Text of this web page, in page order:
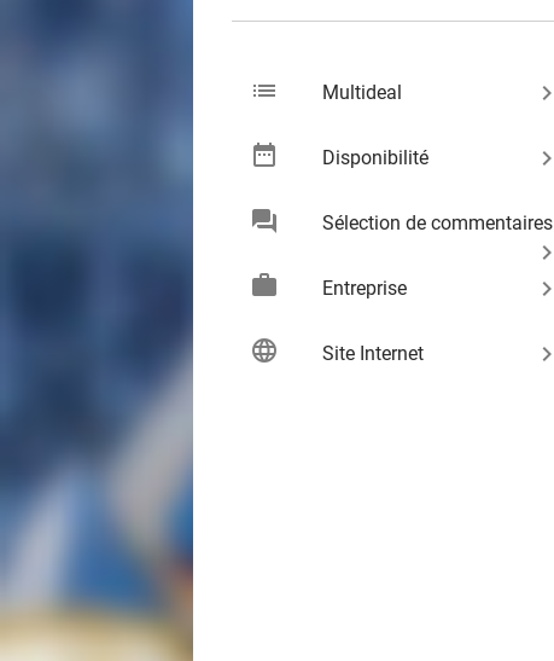
list Multideal keyboard_arrow_right
date_range Disponibilité keyboard_arrow_right
chat Sélection de commentaires
keyboard_arrow_right
work
Entreprise keyboard_arrow_right
language Site Internet keyboard_arrow_right